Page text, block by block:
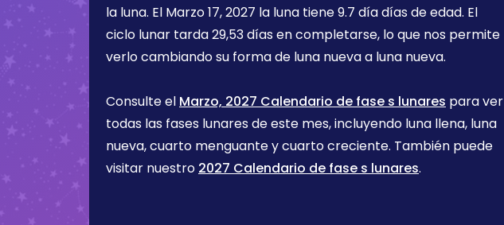
la luna. El Marzo 17, 2027 la luna tiene9.7 díadías de edad. El
ciclo lunar tarda 29,53 días en completarse, lo que nos permite
verlo cambiando su forma de luna nueva a luna nueva.
Consulte el Marzo, 2027 Calendario de fase s lunares para ver
todas las fases lunares de este mes, incluyendo luna llena, luna
nueva, cuarto menguante y cuarto creciente. También puede
visitar nuestro 2027 Calendario de fase s lunares.